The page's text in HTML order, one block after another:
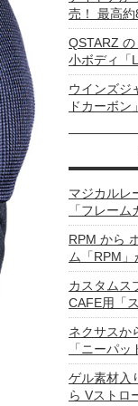
売！ 最高
QSTARZ
小ボディ「
ウインズジ
ドカーボン
マジカルレ
「フレーム
RPM から
ム「RPM」
カスタムス
CAFE用「
ネクサスか
「ニーパッ
ゲル素材入
ら Vストロ